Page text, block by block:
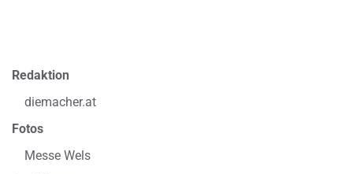
Redaktion
diemacher.at
Fotos
Messe Wels